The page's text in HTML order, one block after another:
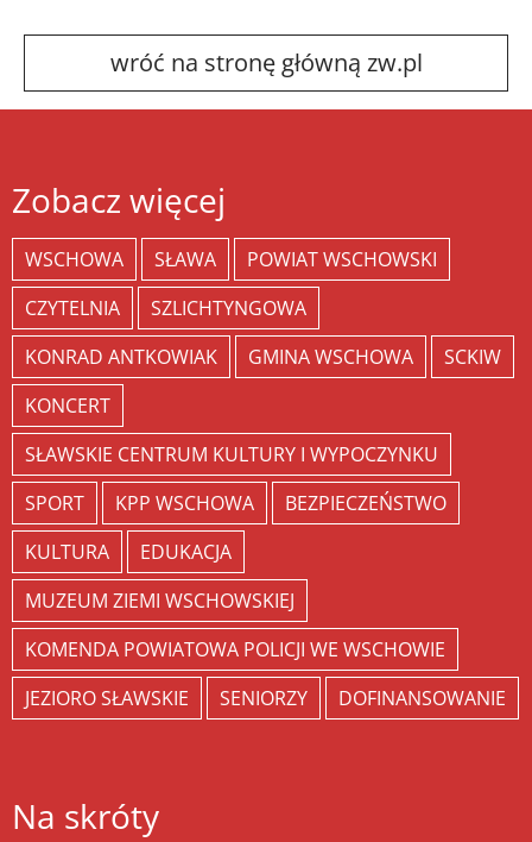
wróć na stronę główną zw.pl
Zobacz więcej
WSCHOWA SŁAWA
POWIAT WSCHOWSKI
CZYTELNIA
SZLICHTYNGOWA
KONRAD ANTKOWIAK
GMINA WSCHOWA
SCKIW
KONCERT
SŁAWSKIE CENTRUM KULTURY I WYPOCZYNKU
SPORT
KPP WSCHOWA
BEZPIECZEŃSTWO
KULTURA
EDUKACJA
MUZEUM ZIEMI WSCHOWSKIEJ
KOMENDA POWIATOWA POLICJI WE WSCHOWIE
JEZIORO SŁAWSKIE
SENIORZY DOFINANSOWANIE
Na skróty